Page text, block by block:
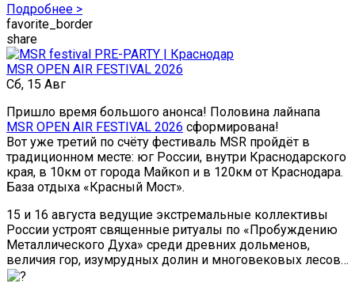
Подробнее >
favorite_border
share
MSR OPEN AIR FESTIVAL 2026
Сб, 15 Авг
Пришло время большого анонса! Половина лайнапа
MSR OPEN AIR FESTIVAL 2026 сформирована!
Вот уже третий по счёту фестиваль MSR пройдёт в
традиционном месте: юг России, внутри Краснодарского
края, в 10км от города Майкоп и в 120км от Краснодара.
База отдыха «Красный Мост».
15 и 16 августа ведущие экстремальные коллективы
России устроят священные ритуалы по «Пробуждению
Металлического Духа» среди древних дольменов,
величия гор, изумрудных долин и многовековых лесов…